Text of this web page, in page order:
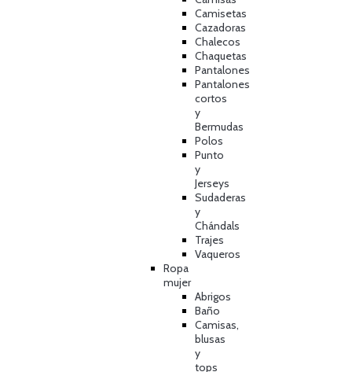
Camisetas
Cazadoras
Chalecos
Chaquetas
Pantalones
Pantalones
cortos
y
Bermudas
Polos
Punto
y
Jerseys
Sudaderas
y
Chándals
Trajes
Vaqueros
Ropa
mujer
Abrigos
Baño
Camisas,
blusas
y
tops